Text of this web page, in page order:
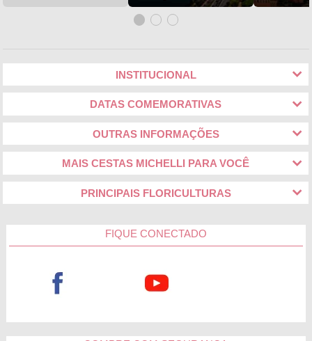
INSTITUCIONAL
DATAS COMEMORATIVAS
OUTRAS INFORMAÇÕES
MAIS CESTAS MICHELLI PARA VOCÊ
PRINCIPAIS FLORICULTURAS
FIQUE CONECTADO